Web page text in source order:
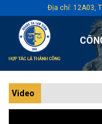
Địa chỉ: 12A03,
Video